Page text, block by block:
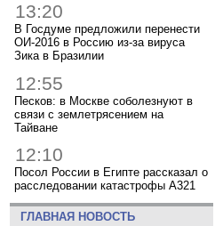
13:20
В Госдуме предложили перенести
ОИ-2016 в Россию из-за вируса
Зика в Бразилии
12:55
Песков: в Москве соболезнуют в
связи с землетрясением на
Тайване
12:10
Посол России в Египте рассказал о
расследовании катастрофы A321
ГЛАВНАЯ НОВОСТЬ